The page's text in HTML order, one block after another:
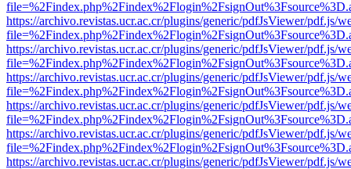
https://archivo.revistas.ucr.ac.cr/plugins/generic/pdfJsViewer/pdf.js/
https://archivo.revistas.ucr.ac.cr/plugins/generic/pdfJsViewer/pdf.js/
https://archivo.revistas.ucr.ac.cr/plugins/generic/pdfJsViewer/pdf.js/
https://archivo.revistas.ucr.ac.cr/plugins/generic/pdfJsViewer/pdf.js/
https://archivo.revistas.ucr.ac.cr/plugins/generic/pdfJsViewer/pdf.js/
https://archivo.revistas.ucr.ac.cr/plugins/generic/pdfJsViewer/pdf.js/